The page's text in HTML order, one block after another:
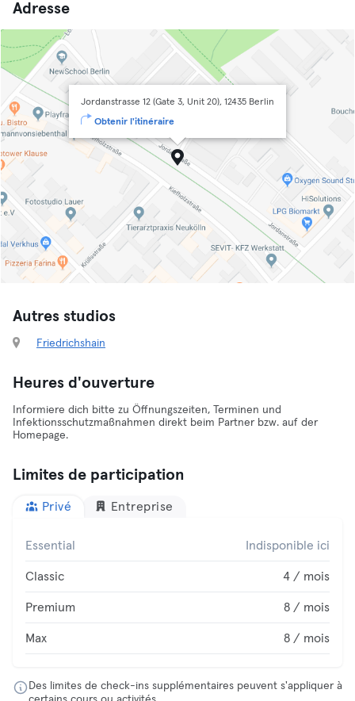
Adresse
Jordanstrasse 12 (Gate 3, Unit 20), 12435 Berlin
Obtenir l'itinéraire
Autres studios
Friedrichshain
Heures d'ouverture
Informiere dich bitte zu Öffnungszeiten, Terminen und
Infektionsschutzmaßnahmen direkt beim Partner bzw. auf der
Homepage.
Limites de participation
Privé Entreprise
Essential Indisponible ici
Classic 4 / mois
Premium 8 / mois
Max 8 / mois
Des limites de check-ins supplémentaires peuvent s'appliquer à